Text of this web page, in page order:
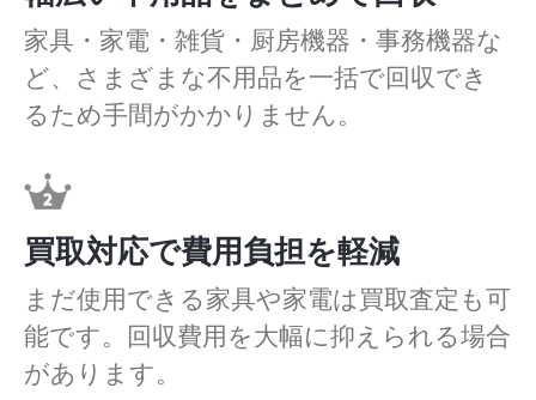
家具・家電・雑貨・厨房機器・事務機器な
ど、さまざまな不用品を一括で回収でき
るため手間がかかりません。
買取対応で費用負担を軽減
まだ使用できる家具や家電は買取査定も可
能です。回収費用を大幅に抑えられる場合
があります。